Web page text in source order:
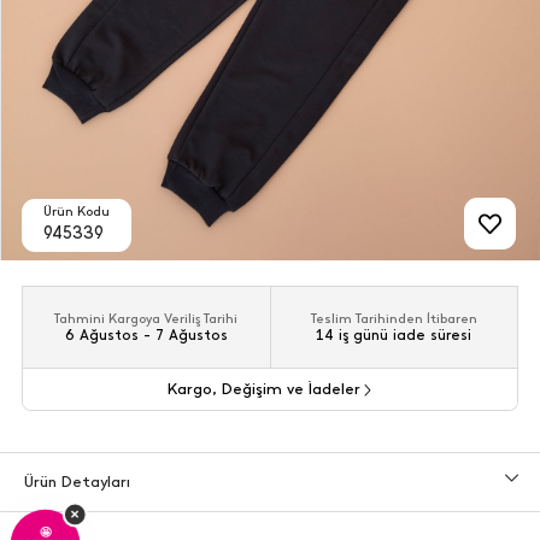
Ürün Kodu
945339
Tahmini Kargoya Veriliş Tarihi
6 Ağustos - 7 Ağustos
Teslim Tarihinden İtibaren
14 iş günü iade süresi
Kargo, Değişim ve İadeler
Ürün Detayları
🤩
×